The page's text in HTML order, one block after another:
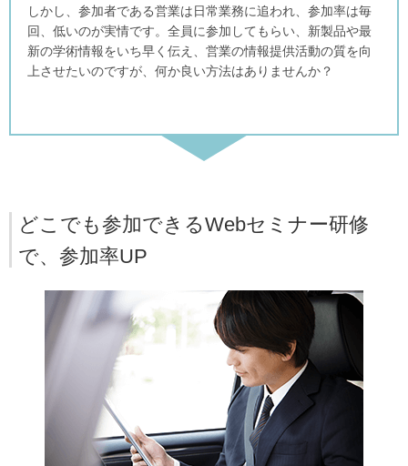
しかし、参加者である営業は日常業務に追われ、参加率は毎
回、低いのが実情です。全員に参加してもらい、新製品や最
新の学術情報をいち早く伝え、営業の情報提供活動の質を向
上させたいのですが、何か良い方法はありませんか？
どこでも参加できるWebセミナー研修
で、参加率UP